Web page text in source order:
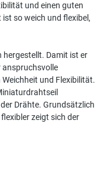
und einen guten
so weich und flexibel,
hergestellt. Damit ist er
und Flexibilität.
Drähte. Grundsätzlich
zeigt sich der